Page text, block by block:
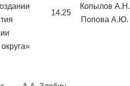
14.25
Копылов А.Н.
Попова А.Ю.